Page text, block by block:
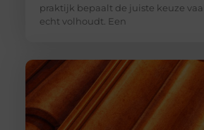
praktijk bepaalt de juiste keuze
echt volhoudt. Een